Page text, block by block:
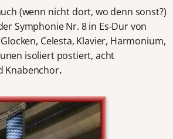
(wenn nicht dort, wo denn sonst?)
Symphonie Nr. 8 in Es-Dur von
Celesta, Klavier, Harmonium,
isoliert postiert, acht
Knabenchor.